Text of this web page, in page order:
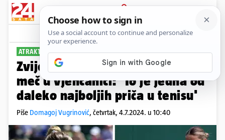
PRIJAVA
Sport Komentari
ATRAKTIVNA UKRAJINKA
Zvijezda Wimbledona zaigrala
meč u vjenčanici: 'To je jedna od
daleko najboljih priča u tenisu'
Piše Domagoj Vugrinović, četvrtak, 4.7.2024. u 10:40